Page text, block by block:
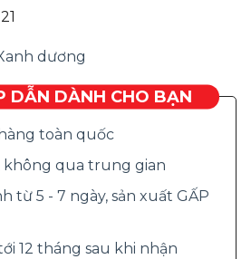
dương
DẪN DÀNH CHO BẠN
toàn quốc
không qua trung gian
từ 5 - 7 ngày, sản xuất GẤP
12 tháng sau khi nhận